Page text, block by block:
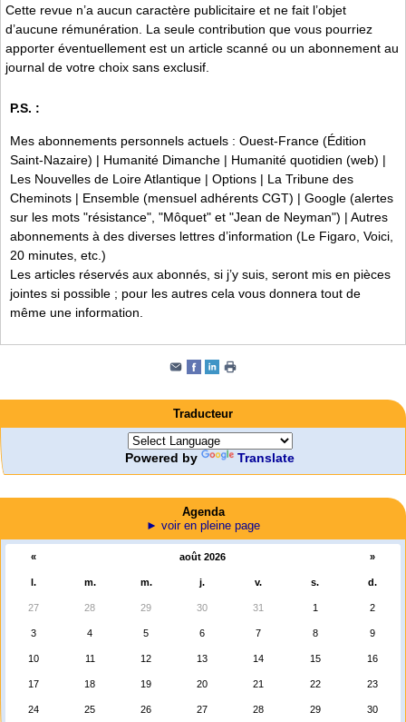
Cette revue n’a aucun caractère publicitaire et ne fait l’objet
d’aucune rémunération. La seule contribution que vous pourriez
apporter éventuellement est un article scanné ou un abonnement au
journal de votre choix sans exclusif.
P.S. :
Mes abonnements personnels actuels : Ouest-France (Édition
Saint-Nazaire) | Humanité Dimanche | Humanité quotidien (web) |
Les Nouvelles de Loire Atlantique | Options | La Tribune des
Cheminots | Ensemble (mensuel adhérents CGT) | Google (alertes
sur les mots "résistance", "Môquet" et "Jean de Neyman") | Autres
abonnements à des diverses lettres d’information (Le Figaro, Voici,
20 minutes, etc.)
Les articles réservés aux abonnés, si j’y suis, seront mis en pièces
jointes si possible ; pour les autres cela vous donnera tout de
même une information.
Traducteur
Powered by Translate
Agenda
► voir en pleine page
« août 2026 »
l. m. m. j. v. s. d.
27 28 29 30 31 1 2
3 4 5 6 7 8 9
10 11 12 13 14 15 16
17 18 19 20 21 22 23
24 25 26 27 28 29 30